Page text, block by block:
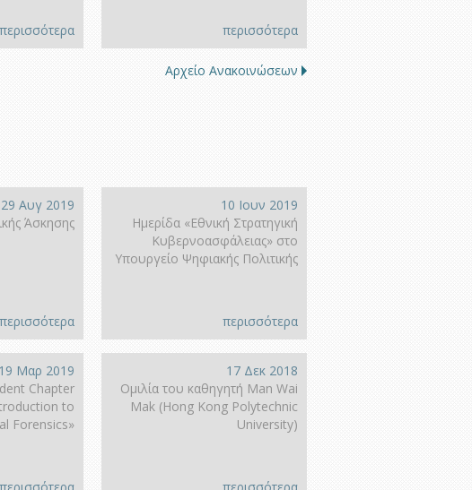
περισσότερα περισσότερα
Αρχείο Ανακοινώσεων
29 Αυγ 2019
Άσκησης
περισσότερα
10 Ιουν 2019
Ημερίδα «Εθνική Στρατηγική
Κυβερνοασφάλειας» στο
Υπουργείο Ψηφιακής Πολιτικής
περισσότερα
19 Μαρ 2019
Chapter
to
Forensics»
17 Δεκ 2018
Ομιλία του καθηγητή Man Wai
Mak (Hong Kοng Polytechnic
University)